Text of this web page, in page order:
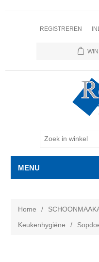
REGISTREREN
MENU
Home /
Keukenhygiëne
/